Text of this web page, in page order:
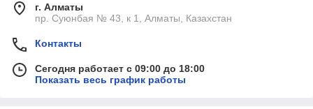
г. Алматы
пр. Суюнбая № 43, к 1, Алматы, Казахстан
Контакты
Сегодня работает с 09:00 до 18:00
Показать весь график работы